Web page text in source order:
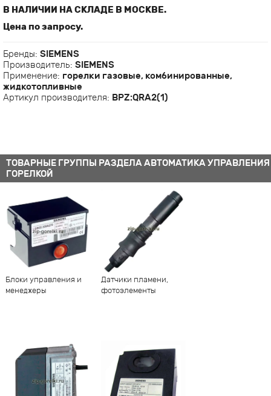
В НАЛИЧИИ НА СКЛАДЕ В МОСКВЕ.
Цена по запросу.
Бренды: SIEMENS
Производитель: SIEMENS
Применение: горелки газовые, комбинированные,
жидкотопливные
Артикул производителя: BPZ:QRA2(1)
ТОВАРНЫЕ ГРУППЫ РАЗДЕЛА АВТОМАТИКА УПРАВЛЕНИЯ
ГОРЕЛКОЙ
Блоки управления и
менеджеры
Датчики пламени,
фотоэлементы